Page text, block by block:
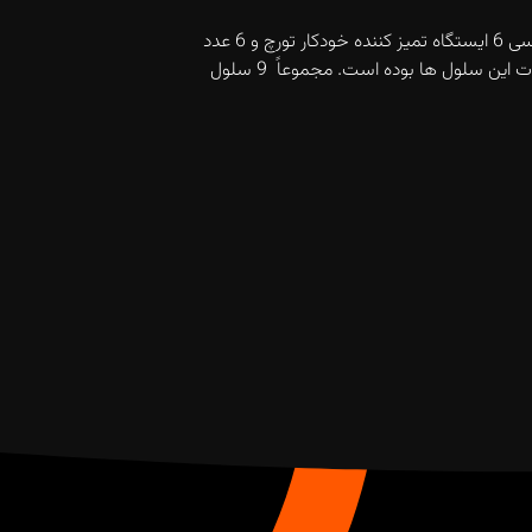
تجهیزات: یازده دستگاه ربات صنعتی – 5 دستگاه نقطه جوش، 6 دستگاه جوش CO2، تمام رباتها دارای سیستم جایگزین TP،برای رباتهای جوش قوسی 6 ایستگاه تمیز کننده خودکار تورچ و 6 عدد
سنسور آشکار ساز برخورد نصب گردیده است.4 میز گردان که هر کدام 4 فیکسچر دارد و 8 فیکسچر پایه ثابت و نیز دو ماشین مخصوص از دیگر تجهیزات این سلول ها بوده است. مجموعاً 9 سلول